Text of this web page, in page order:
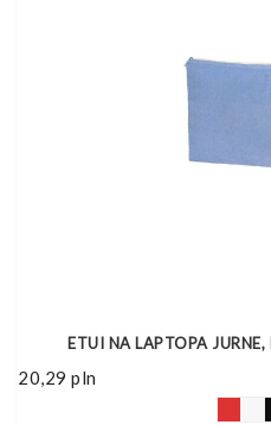
ETUI NA LAPTOPA
20,29 pln